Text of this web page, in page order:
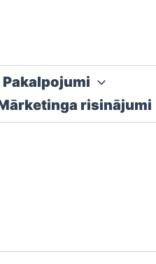
Pakalpojumi
risinājumi